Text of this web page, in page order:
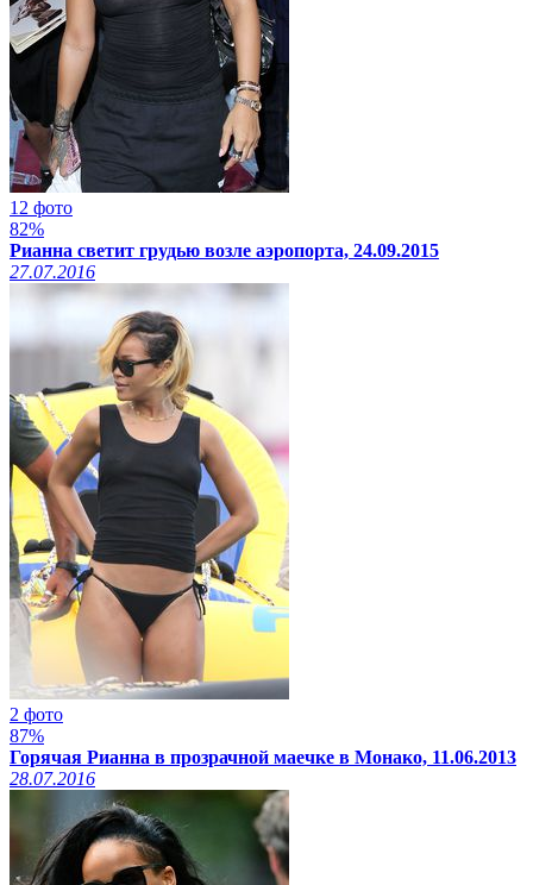
12 фото
82%
Рианна светит грудью возле аэропорта, 24.09.2015
27.07.2016
2 фото
87%
Горячая Рианна в прозрачной маечке в Монако, 11.06.2013
28.07.2016